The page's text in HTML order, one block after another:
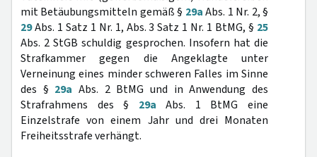
mit Betäubungsmitteln gemäß § 29aAbs. 1 Nr. 2, §
29Abs. 1 Satz 1 Nr. 1, Abs. 3 Satz 1 Nr. 1 BtMG, § 25
Abs. 2 StGB schuldig gesprochen. Insofern hat die
Strafkammer gegen die Angeklagte unter
Verneinung eines minder schweren Falles im Sinne
des § 29a Abs. 2 BtMG und in Anwendung des
Strafrahmens des § 29a Abs. 1 BtMG eine
Einzelstrafe von einem Jahr und drei Monaten
Freiheitsstrafe verhängt.